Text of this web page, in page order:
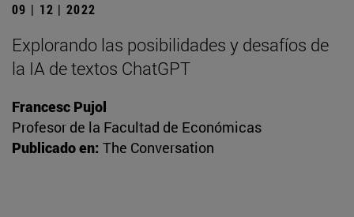
09 | 12 | 2022
Explorando las posibilidades y desafíos de
la IA de textos ChatGPT
Francesc Pujol
Profesor de la Facultad de Económicas
Publicado en: The Conversation